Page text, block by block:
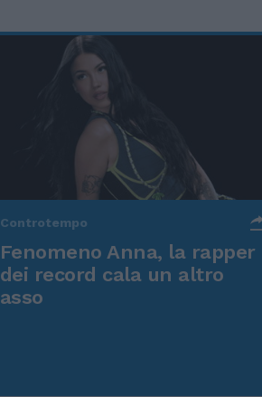
Controtempo
Fenomeno Anna, la rapper
dei record cala un altro
asso